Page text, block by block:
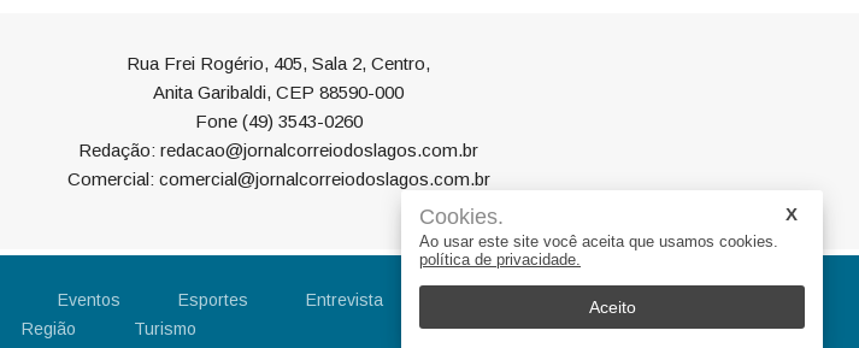
Rua Frei Rogério, 405, Sala 2, Centro,
Anita Garibaldi, CEP 88590-000
Fone (49) 3543-0260
Redação: redacao@jornalcorreiodoslagos.com.br
Comercial: comercial@jornalcorreiodoslagos.com.br
Eventos Esportes Entrevista
Educação
Região Turismo
Cookies.
Ao usar este site você aceita que usamos cookies.
política de privacidade.
Aceito